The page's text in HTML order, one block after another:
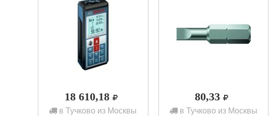
18 610,18
в Тучково из Москвы
80,33
в Тучково из Москвы